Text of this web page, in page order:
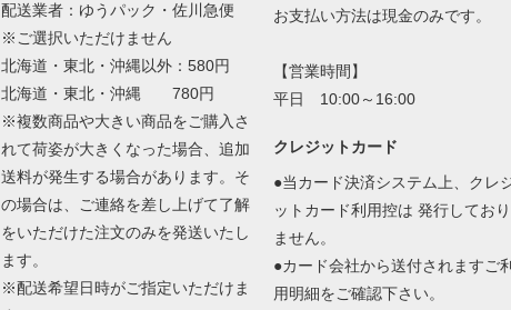
配送業者：ゆうパック・佐川急便
※ご選択いただけません
北海道・東北・沖縄以外：580円
北海道・東北・沖縄 780円
※複数商品や大きい商品をご購入さ
れて荷姿が大きくなった場合、追加
送料が発生する場合があります。そ
の場合は、ご連絡を差し上げて了解
をいただけた注文のみを発送いたし
ます。
※配送希望日時がご指定いただけま
お支払い方法は現金のみです。
【営業時間】
平日 10:00～16:00
クレジットカード
●当カード決済システム上、クレ
ットカード利用控は 発行しており
ません。
●カード会社から送付されますご利
用明細をご確認下さい。